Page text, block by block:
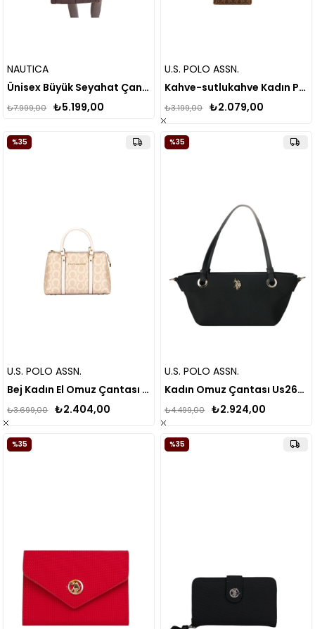
NAUTICA
Ünisex Büyük Seyahat Çantası CN3571T
₺5.199,00
₺7.999,00
U.S. POLO ASSN.
Kahve-sutlukahve Kadın Postacı Çantası Us23207
₺2.079,00
₺3.199,00
U.S. POLO ASSN.
Bej Kadın El Omuz Çantası Us24205
₺2.404,00
₺3.699,00
%35
U.S. POLO ASSN.
Kadın Omuz Çantası Us26273
₺2.924,00
₺4.499,00
%35
%35 %35